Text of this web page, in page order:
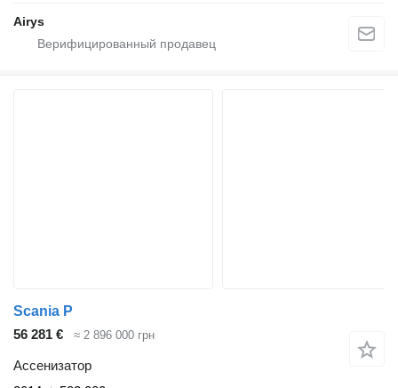
Airys
Scania P
56 281 €
≈ 2 896 000 грн
Ассенизатор